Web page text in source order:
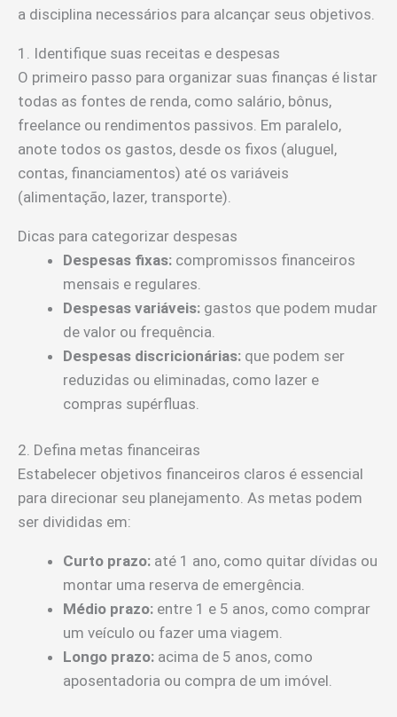
a disciplina necessários para alcançar seus objetivos.
1. Identifique suas receitas e despesas
O primeiro passo para organizar suas finanças é listar
todas as fontes de renda, como salário, bônus,
freelance ou rendimentos passivos. Em paralelo,
anote todos os gastos, desde os fixos (aluguel,
contas, financiamentos) até os variáveis
(alimentação, lazer, transporte).
Dicas para categorizar despesas
Despesas fixas: compromissos financeiros
mensais e regulares.
Despesas variáveis: gastos que podem mudar
de valor ou frequência.
Despesas discricionárias: que podem ser
reduzidas ou eliminadas, como lazer e
compras supérfluas.
2. Defina metas financeiras
Estabelecer objetivos financeiros claros é essencial
para direcionar seu planejamento. As metas podem
ser divididas em:
Curto prazo: até 1 ano, como quitar dívidas ou
montar uma reserva de emergência.
Médio prazo: entre 1 e 5 anos, como comprar
um veículo ou fazer uma viagem.
Longo prazo: acima de 5 anos, como
aposentadoria ou compra de um imóvel.